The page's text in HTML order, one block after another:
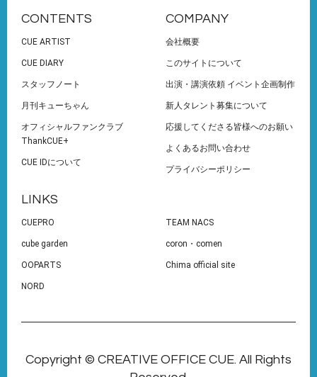
CONTENTS
CUE ARTIST
CUE DIARY
スタッフノート
月刊キューちゃん
オフィシャルファンクラブ
ThankCUE+
CUE IDについて
COMPANY
会社概要
このサイトについて
出演・講演依頼 イベント企画制作
新人タレント募集について
応援してくださる皆様へのお願い
よくあるお問い合わせ
プライバシーポリシー
LINKS
CUEPRO TEAM NACS
cube garden coron・comen
OOPARTS Chima official site
NORD
Copyright © CREATIVE OFFICE CUE. All Rights